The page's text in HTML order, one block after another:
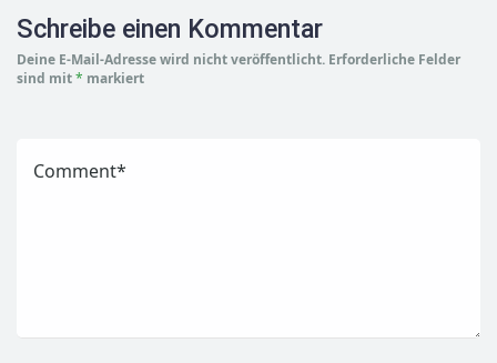
Schreibe einen Kommentar
Deine E-Mail-Adresse wird nicht veröffentlicht. Erforderliche Felder
sind mit* markiert